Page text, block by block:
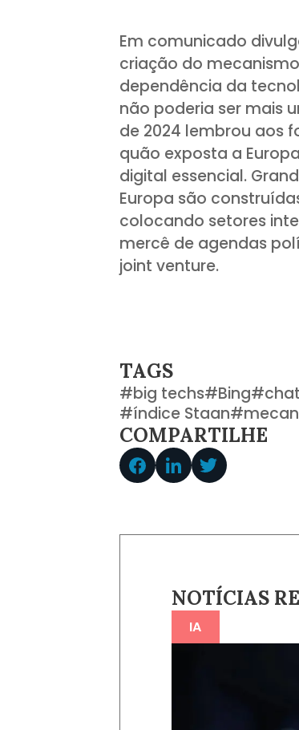
Em comunicado
criação do
dependência da
não poderia ser mais
de 2024 lembrou aos
quão exposta a
digital essencial.
Europa são
colocando setores
mercê de agendas
joint venture.
TAGS
#big techs#Bing#
#índice Staan#
COMPARTILHE
NOTÍCIAS
IA